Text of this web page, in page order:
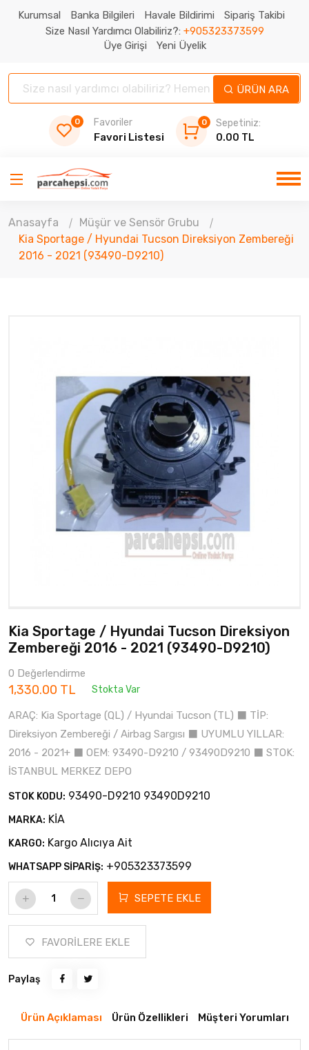
Kurumsal Banka Bilgileri Havale Bildirimi
Sipariş Takibi
Size Nasıl Yardımcı Olabiliriz?: +905323373599
Üye Girişi
Yeni Üyelik
ÜRÜN ARA
0 Favoriler
Favori Listesi
0
Sepetiniz:
0.00 TL
Anasayfa
Müşür ve Sensör Grubu
Kia Sportage / Hyundai Tucson Direksiyon Zembereği
2016 - 2021 (93490-D9210)
Kia Sportage / Hyundai Tucson Direksiyon
Zembereği 2016 - 2021 (93490-D9210)
0 Değerlendirme
1,330.00 TL Stokta Var
ARAÇ: Kia Sportage (QL) / Hyundai Tucson (TL) ⬛ TİP:
Direksiyon Zembereği / Airbag Sargısı ⬛ UYUMLU YILLAR:
2016 - 2021+ ⬛ OEM: 93490-D9210 / 93490D9210 ⬛ STOK:
İSTANBUL MERKEZ DEPO
STOK KODU: 93490-D9210 93490D9210
MARKA: KİA
KARGO: Kargo Alıcıya Ait
WHATSAPP SİPARİŞ: +905323373599
SEPETE EKLE
FAVORİLERE EKLE
Paylaş
Ürün Açıklaması Ürün Özellikleri Müşteri Yorumları